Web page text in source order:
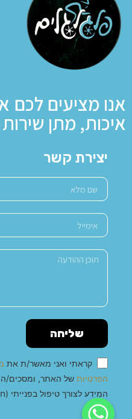
אנו מציעים לכם
איכות, מתן
יצירת קשר
שליחה
קראתי ואני מאשר/ת את
הפרטיות של האתר, ומסכים/
המידע לצורך טיפול בפנייתי